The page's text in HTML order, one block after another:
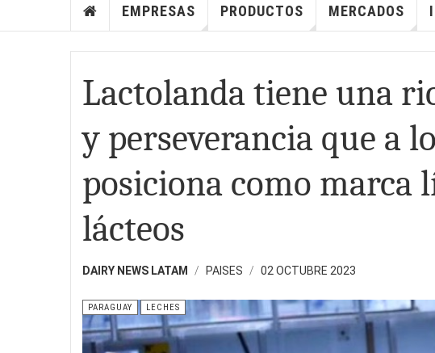
EMPRESAS PRODUCTOS MERCADOS
Lactolanda tiene una
y perseverancia que a
posiciona como marca
lácteos
DAIRY NEWS LATAM PAISES 02 OCTUBRE 2023
PARAGUAY LECHES